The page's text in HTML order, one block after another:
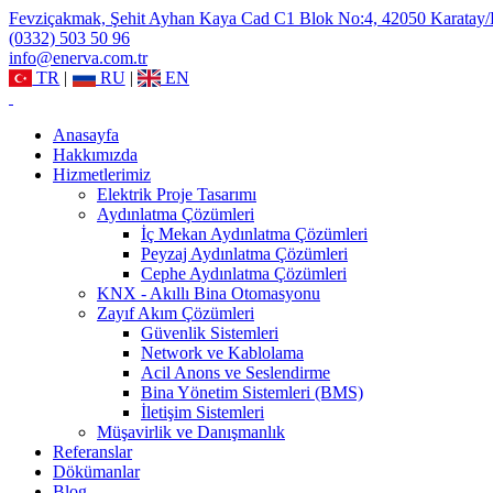
Fevziçakmak, Şehit Ayhan Kaya Cad C1 Blok No:4, 42050
(0332) 503 50 96
info@enerva.com.tr
TR | RU | EN
Anasayfa
Hakkımızda
Hizmetlerimiz
Elektrik Proje Tasarımı
Aydınlatma Çözümleri
İç Mekan Aydınlatma Çözümleri
Peyzaj Aydınlatma Çözümleri
Cephe Aydınlatma Çözümleri
KNX - Akıllı Bina Otomasyonu
Zayıf Akım Çözümleri
Güvenlik Sistemleri
Network ve Kablolama
Acil Anons ve Seslendirme
Bina Yönetim Sistemleri (BMS)
İletişim Sistemleri
Müşavirlik ve Danışmanlık
Referanslar
Dökümanlar